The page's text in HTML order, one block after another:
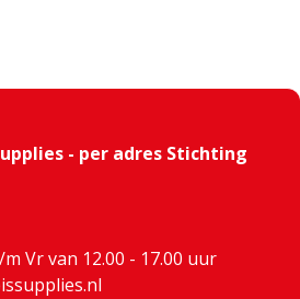
- per adres Stichting
Vr van 12.00 - 17.00 uur